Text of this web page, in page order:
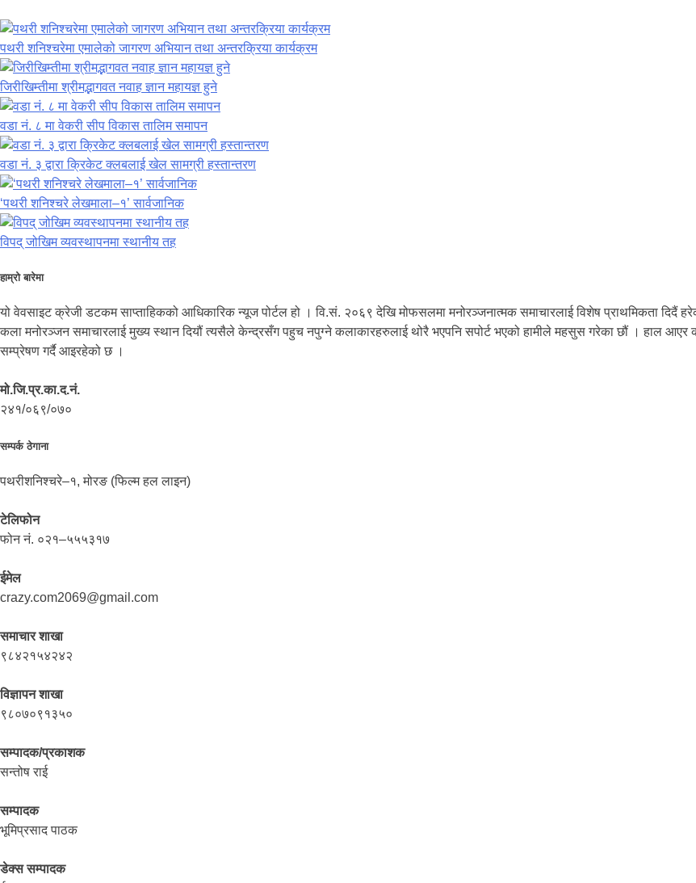
पथरी शनिश्चरेमा एमालेको जागरण अभियान तथा अन्तरक्रिया कार्यक्रम
जिरीखिम्तीमा श्रीमद्भागवत नवाह ज्ञान महायज्ञ हुने
वडा नं. ८ मा वेकरी सीप विकास तालिम समापन
वडा नं. ३ द्वारा क्रिकेट क्लबलाई खेल सामग्री हस्तान्तरण
‘पथरी शनिश्चरे लेखमाला–१’ सार्वजानिक
विपद् जोखिम व्यवस्थापनमा स्थानीय तह
हाम्रो बारेमा
यो वेवसाइट क्रेजी डटकम साप्ताहिकको आधिकारिक न्यूज पोर्टल हो । वि.सं. २०६९ देखि मोफसलमा मनोरञ्जनात्मक समाचारलाई विशेष प्राथमिकता दिदैं
कला मनोरञ्जन समाचारलाई मुख्य स्थान दियौं त्यसैले केन्द्रसँग पहुच नपुग्ने कलाकारहरुलाई थोरै भएपनि सपोर्ट भएको हामीले महसुस गरेका छौं । हाल आएर
सम्प्रेषण गर्दै आइरहेको छ ।
मो.जि.प्र.का.द.नं.
२४१/०६९/०७०
सम्पर्क ठेगाना
पथरीशनिश्चरे–१, मोरङ (फिल्म हल लाइन)
टेलिफोन
फोन नं. ०२१–५५५३१७
ईमेल
crazy.com2069@gmail.com
समाचार शाखा
९८४२१५४२४२
विज्ञापन शाखा
९८०७०९१३५०
सम्पादक/प्रकाशक
सन्तोष राई
सम्पादक
भूमिप्रसाद पाठक
डेक्स सम्पादक